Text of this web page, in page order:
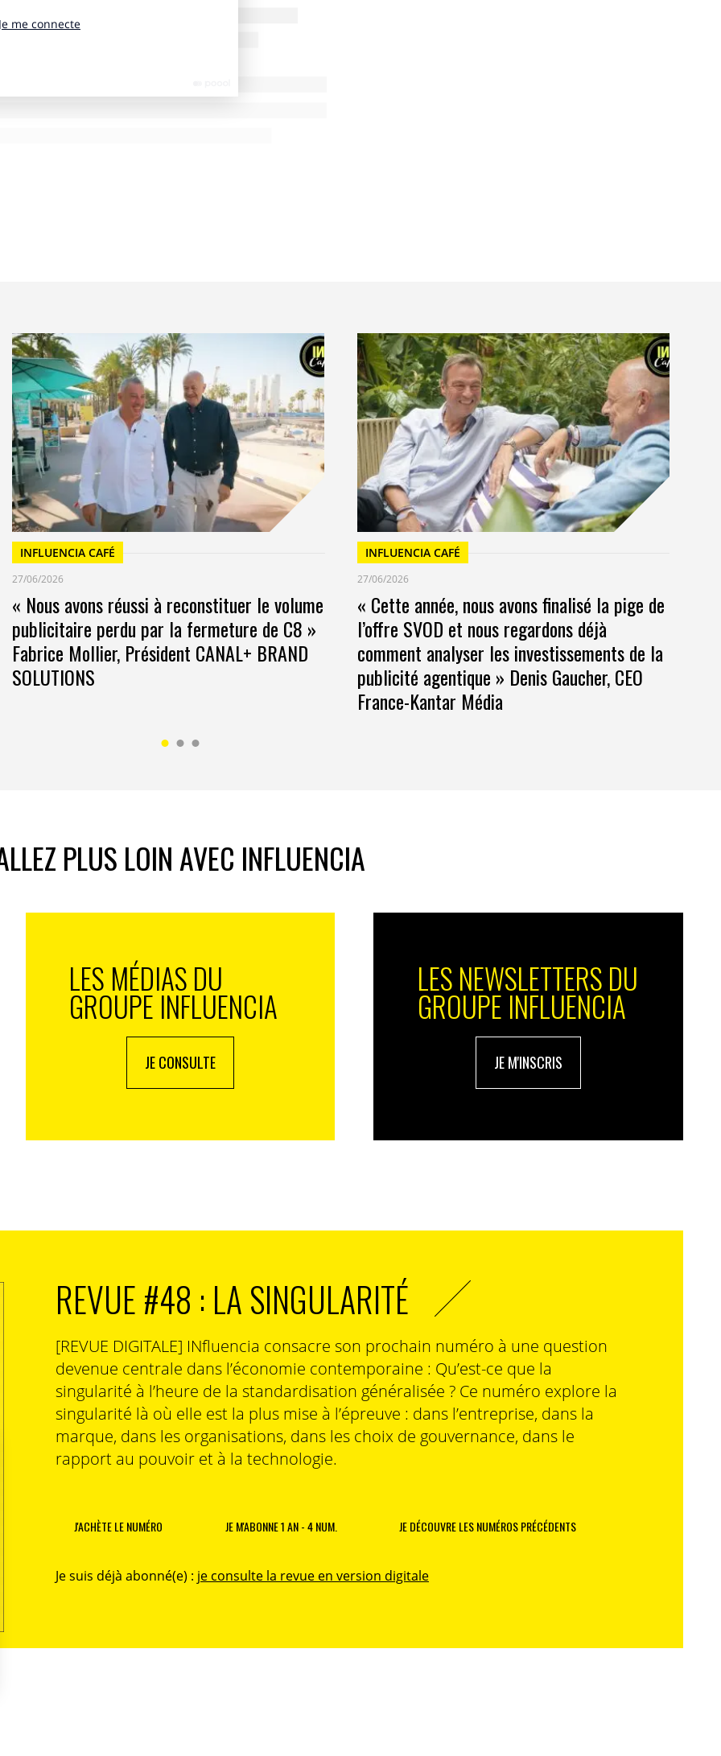
la seuleTF1
un total de 93,6 millions de posts sur les
d’interactions. Pour conclure, cette étude nous
de laFIFAont été visités par 24 % d’internautes
présentant les temps forts de chaque match a
que les contenus postés surTikTokavec le hashtag
milliards de fois. Le football ne souffre d’aucun
INFLUENCIA CAFÉ
27/06/2026
« Nous avons réussi à reconstituer le volume
publicitaire perdu par la fermeture de C8 »
Fabrice Mollier, Président CANAL+ BRAND
SOLUTIONS
INFLUENCIA CAFÉ
27/06/2026
« Cette année, nous avons finalisé la pige de
l’offre SVOD et nous regardons déjà
comment analyser les investissements de la
publicité agentique » Denis Gaucher, CEO
France-Kantar Média
PLUS LOIN AVEC INFLUENCIA
LES MÉDIAS DU
GROUPE INFLUENCIA
JE CONSULTE
LES NEWSLETTERS DU
GROUPE INFLUENCIA
JE M'INSCRIS
REVUE #48 : LA SINGULARITÉ
[REVUE DIGITALE] INfluencia consacre son prochain numéro à une question
devenue centrale dans l’économie contemporaine : Qu’est-ce que la
singularité à l’heure de la standardisation généralisée ? Ce numéro explore la
singularité là où elle est la plus mise à l’épreuve : dans l’entreprise, dans la
marque, dans les organisations, dans les choix de gouvernance, dans le
rapport au pouvoir et à la technologie.
J'ACHÈTE LE NUMÉRO JE M'ABONNE 1 AN - 4 NUM. JE DÉCOUVRE LES NUMÉROS PRÉCÉDENTS
Je suis déjà abonné(e) : je consulte la revue en version digitale